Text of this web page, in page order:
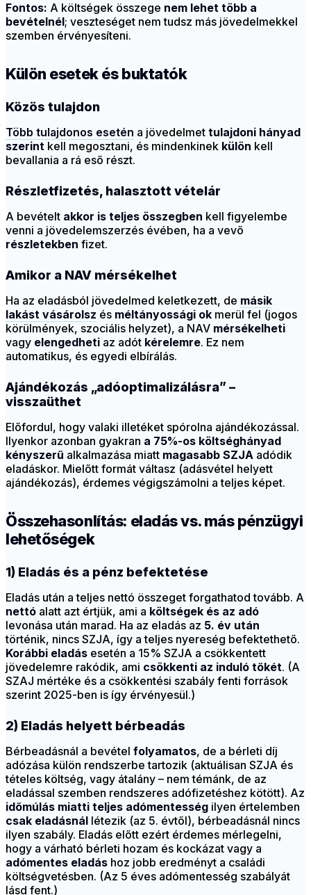
Fontos: A költségek összege nem lehet több a
bevételnél; veszteséget nem tudsz más jövedelmekkel
szemben érvényesíteni.
Külön esetek és buktatók
Közös tulajdon
Több tulajdonos esetén a jövedelmet tulajdoni hányad
szerint kell megosztani, és mindenkinek külön kell
bevallania a rá eső részt.
Részletfizetés, halasztott vételár
A bevételt akkor is teljes összegben kell figyelembe
venni a jövedelemszerzés évében, ha a vevő
részletekben fizet.
Amikor a NAV mérsékelhet
Ha az eladásból jövedelmed keletkezett, de másik
lakást vásárolsz és méltányossági ok merül fel (jogos
körülmények, szociális helyzet), a NAV mérsékelheti
vagy elengedheti az adót kérelemre. Ez nem
automatikus, és egyedi elbírálás.
Ajándékozás „adóoptimalizálásra” –
visszaüthet
Előfordul, hogy valaki illetéket spórolna ajándékozással.
Ilyenkor azonban gyakran a 75%-os költséghányad
kényszerű alkalmazása miatt magasabb SZJA adódik
eladáskor. Mielőtt formát váltasz (adásvétel helyett
ajándékozás), érdemes végigszámolni a teljes képet.
Összehasonlítás: eladás vs. más pénzügyi
lehetőségek
1) Eladás és a pénz befektetése
Eladás után a teljes nettó összeget forgathatod tovább. A
nettó alatt azt értjük, ami a költségek és az adó
levonása után marad. Ha az eladás az 5. év után
történik, nincs SZJA, így a teljes nyereség befektethető.
Korábbi eladás esetén a 15% SZJA a csökkentett
jövedelemre rakódik, ami csökkenti az induló tőkét. (A
SZAJ mértéke és a csökkentési szabály fenti források
szerint 2025-ben is így érvényesül.)
2) Eladás helyett bérbeadás
Bérbeadásnál a bevétel folyamatos, de a bérleti díj
adózása külön rendszerbe tartozik (aktuálisan SZJA és
tételes költség, vagy átalány – nem témánk, de az
eladással szemben rendszeres adófizetéshez kötött). Az
időmúlás miatti teljes adómentesség ilyen értelemben
csak eladásnál létezik (az 5. évtől), bérbeadásnál nincs
ilyen szabály. Eladás előtt ezért érdemes mérlegelni,
hogy a várható bérleti hozam és kockázat vagy a
adómentes eladás hoz jobb eredményt a családi
költségvetésben. (Az 5 éves adómentesség szabályát
lásd fent.)